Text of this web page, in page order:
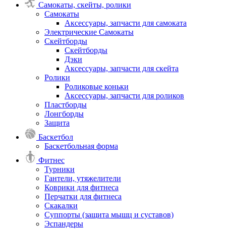
Самокаты, скейты, ролики
Самокаты
Аксессуары, запчасти для самоката
Электрические Самокаты
Скейтборды
Скейтборды
Дэки
Аксессуары, запчасти для скейта
Ролики
Роликовые коньки
Аксессуары, запчасти для роликов
Пластборды
Лонгборды
Защита
Баскетбол
Баскетбольная форма
Фитнес
Турники
Гантели, утяжелители
Коврики для фитнеса
Перчатки для фитнеса
Скакалки
Суппорты (защита мышц и суставов)
Эспандеры